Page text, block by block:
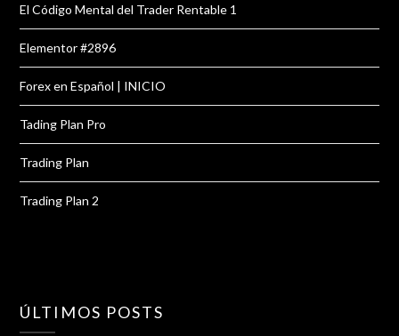
El Código Mental del Trader Rentable 1
Elementor #2896
Forex en Español | INICIO
Tading Plan Pro
Trading Plan
Trading Plan 2
ÚLTIMOS POSTS